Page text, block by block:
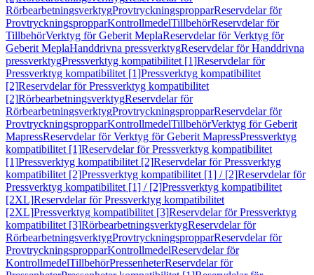
RörbearbetningsverktygProvtryckningspropparReservdelar för
ProvtryckningspropparKontrollmedelTillbehörReservdelar för
TillbehörVerktyg för Geberit MeplaReservdelar för Verktyg för
Geberit MeplaHanddrivna pressverktygReservdelar för Handdrivna
pressverktygPressverktyg kompatibilitet [1]Reservdelar för
Pressverktyg kompatibilitet [1]Pressverktyg kompatibilitet
[2]Reservdelar för Pressverktyg kompatibilitet
[2]RörbearbetningsverktygReservdelar för
RörbearbetningsverktygProvtryckningspropparReservdelar för
ProvtryckningspropparKontrollmedelTillbehörVerktyg för Geberit
MapressReservdelar för Verktyg för Geberit MapressPressverktyg
kompatibilitet [1]Reservdelar för Pressverktyg kompatibilitet
[1]Pressverktyg kompatibilitet [2]Reservdelar för Pressverktyg
kompatibilitet [2]Pressverktyg kompatibilitet [1] / [2]Reservdelar för
Pressverktyg kompatibilitet [1] / [2]Pressverktyg kompatibilitet
[2XL]Reservdelar för Pressverktyg kompatibilitet
[2XL]Pressverktyg kompatibilitet [3]Reservdelar för Pressverktyg
kompatibilitet [3]RörbearbetningsverktygReservdelar för
RörbearbetningsverktygProvtryckningspropparReservdelar för
ProvtryckningspropparKontrollmedelReservdelar för
KontrollmedelTillbehörPressenheterReservdelar för